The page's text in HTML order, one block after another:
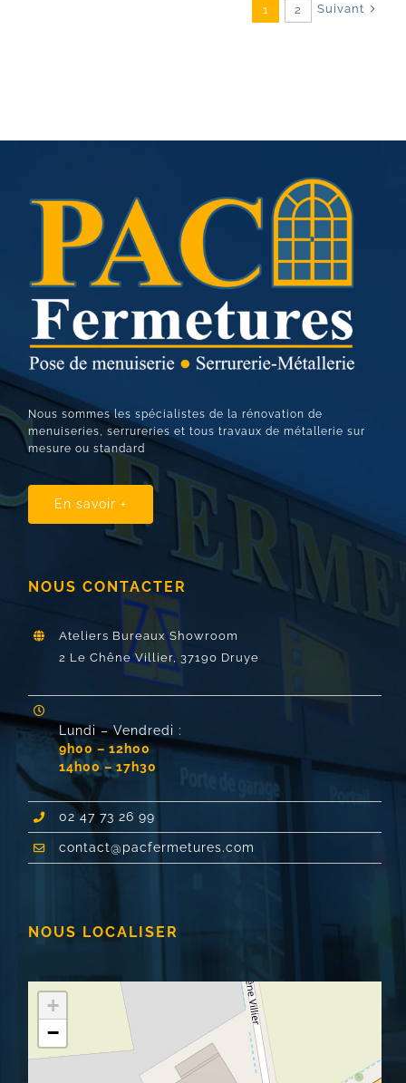
1 2 Suivant
Nous sommes les spécialistes de la rénovation de
menuiseries, serrureries et tous travaux de métallerie sur
mesure ou standard
En savoir +
NOUS CONTACTER
Ateliers Bureaux Showroom
2 Le Chêne Villier, 37190 Druye
Lundi – Vendredi :
9h00 – 12h00
14h00 – 17h30
02 47 73 26 99
contact@pacfermetures.com
NOUS LOCALISER
+
−